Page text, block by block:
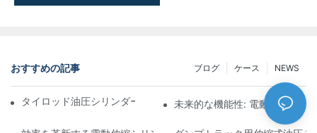
おすすめの記事 NEWS
ケース
ブログ
タイロッド油圧シリンダーの機能と重要性を理解する
未来的な機能性: 電動伸縮シリ